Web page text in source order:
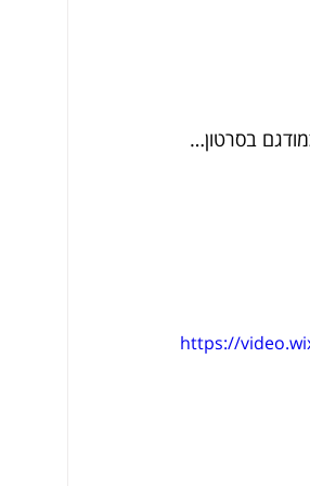
בסרטון…
https://